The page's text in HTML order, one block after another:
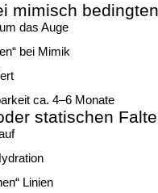
mimisch
das Auge
bei Mimik
ca. 4–6 Monate
statischen
Linien